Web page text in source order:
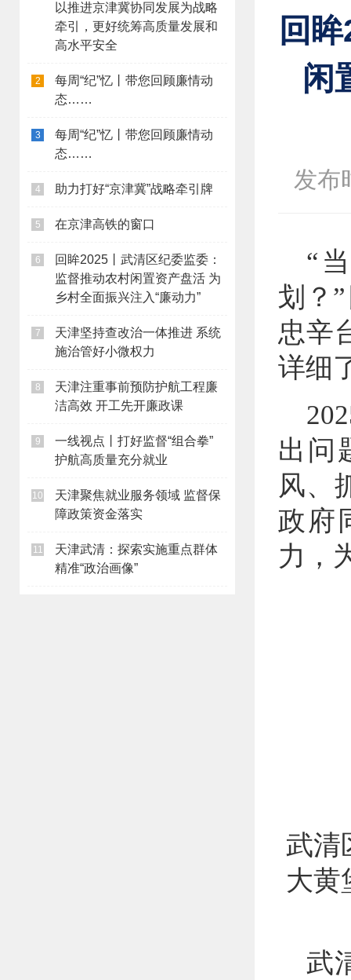
以推进京津冀协同发展为战略
牵引，更好统筹高质量发展和
高水平安全
2
每周“纪”忆丨带您回顾廉情动
态……
3
每周“纪”忆丨带您回顾廉情动
态……
4 助力打好“京津冀”战略牵引牌
5 在京津高铁的窗口
6
回眸2025丨武清区纪委监委：
监督推动农村闲置资产盘活 为
乡村全面振兴注入“廉动力”
7
天津坚持查改治一体推进 系统
施治管好小微权力
8
天津注重事前预防护航工程廉
洁高效 开工先开廉政课
9
一线视点丨打好监督“组合拳”
护航高质量充分就业
10
天津聚焦就业服务领域 监督保
障政策资金落实
11
天津武清：探索实施重点群体
精准“政治画像”
回
闲
发布
“
划？
忠辛
详细
出问
风、
政府
力，
武清
大黄
武